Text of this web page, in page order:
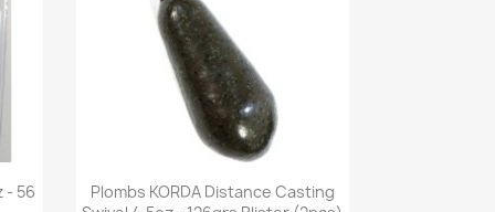
- 56
Aperçu rapide
Plombs KORDA Distance Casting